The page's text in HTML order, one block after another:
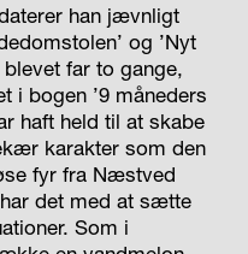
han jævnligt
og ’Nyt
far to gange,
i bogen ’9 måneders
haft held til at skabe
karakter som den
fyr fra Næstved
det med at sætte
Som i